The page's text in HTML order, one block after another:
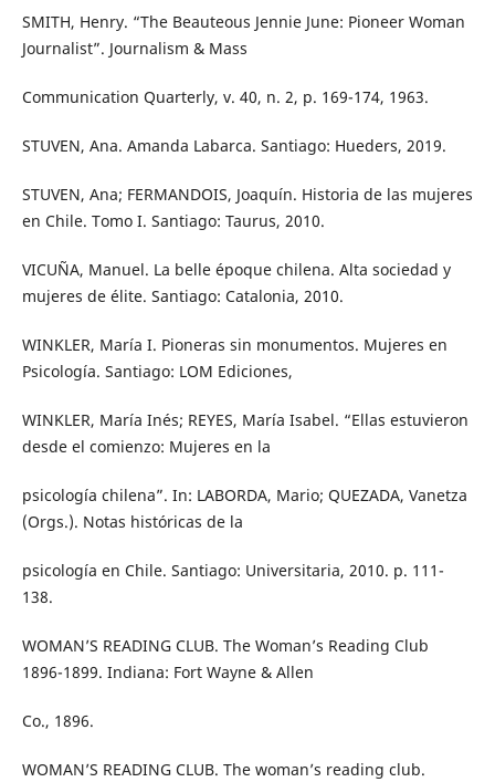
SMITH, Henry. “The Beauteous Jennie June: Pioneer Woman
Journalist”. Journalism & Mass
Communication Quarterly, v. 40, n. 2, p. 169-174, 1963.
STUVEN, Ana. Amanda Labarca. Santiago: Hueders, 2019.
STUVEN, Ana; FERMANDOIS, Joaquín. Historia de las mujeres
en Chile. Tomo I. Santiago: Taurus, 2010.
VICUÑA, Manuel. La belle époque chilena. Alta sociedad y
mujeres de élite. Santiago: Catalonia, 2010.
WINKLER, María I. Pioneras sin monumentos. Mujeres en
Psicología. Santiago: LOM Ediciones,
WINKLER, María Inés; REYES, María Isabel. “Ellas estuvieron
desde el comienzo: Mujeres en la
psicología chilena”. In: LABORDA, Mario; QUEZADA, Vanetza
(Orgs.). Notas históricas de la
psicología en Chile. Santiago: Universitaria, 2010. p. 111-
138.
WOMAN’S READING CLUB. The Woman’s Reading Club
1896-1899. Indiana: Fort Wayne & Allen
Co., 1896.
WOMAN’S READING CLUB. The woman’s reading club.